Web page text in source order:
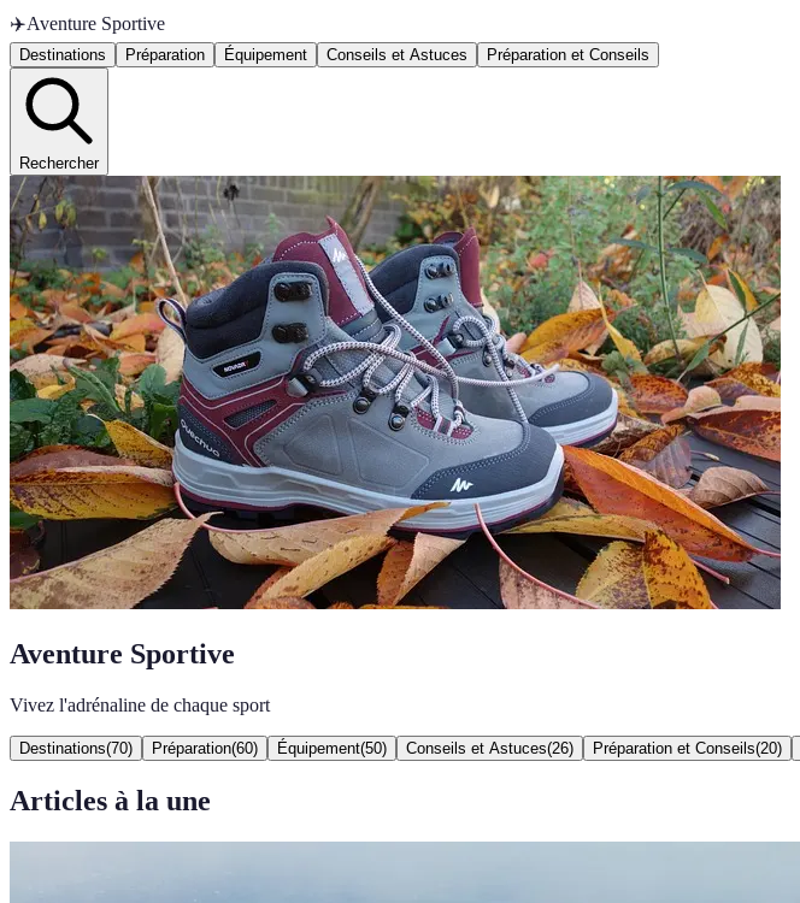
✈️Aventure Sportive
Destinations Préparation Équipement Conseils et Astuces Préparation et Conseils
Rechercher
Aventure Sportive
Vivez l'adrénaline de chaque sport
Destinations(70) Préparation(60) Équipement(50) Conseils et Astuces(26) Préparation et Conseils(20)
Articles à la une